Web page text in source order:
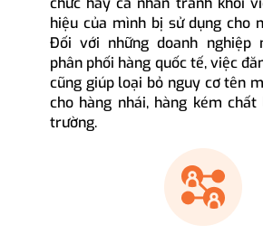
hiệu của mình bị sử dụng cho
Đối với những doanh nghiệp
phân phối hàng quốc tế, việc
cũng giúp loại bỏ nguy cơ tên
cho hàng nhái, hàng kém
trường.